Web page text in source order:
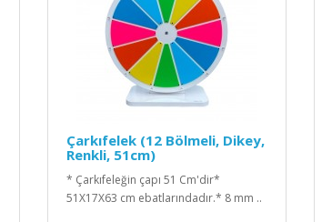
Çarkıfelek (12 Bölmeli, Dikey,
Renkli, 51cm)
* Çarkıfeleğin çapı 51 Cm'dir*
51X17X63 cm ebatlarındadır.* 8 mm ..